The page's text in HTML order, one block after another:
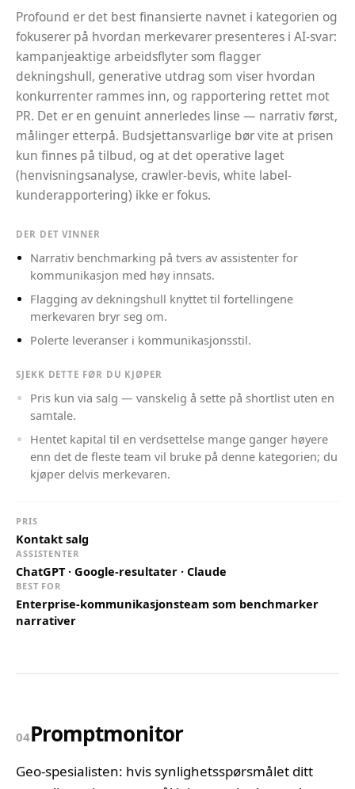
Profound er det best finansierte navnet i kategorien og
fokuserer på hvordan merkevarer presenteres i AI-svar:
kampanjeaktige arbeidsflyter som flagger
dekningshull, generative utdrag som viser hvordan
konkurrenter rammes inn, og rapportering rettet mot
PR. Det er en genuint annerledes linse — narrativ først,
målinger etterpå. Budsjettansvarlige bør vite at prisen
kun finnes på tilbud, og at det operative laget
(henvisningsanalyse, crawler-bevis, white label-
kunderapportering) ikke er fokus.
DER DET VINNER
Narrativ benchmarking på tvers av assistenter for
kommunikasjon med høy innsats.
Flagging av dekningshull knyttet til fortellingene
merkevaren bryr seg om.
Polerte leveranser i kommunikasjonsstil.
SJEKK DETTE FØR DU KJØPER
Pris kun via salg — vanskelig å sette på shortlist uten en
samtale.
Hentet kapital til en verdsettelse mange ganger høyere
enn det de fleste team vil bruke på denne kategorien; du
kjøper delvis merkevaren.
PRIS
Kontakt salg
ASSISTENTER
ChatGPT · Google-resultater · Claude
BEST FOR
Enterprise-kommunikasjonsteam som benchmarker
narrativer
04Promptmonitor
Geo-spesialisten: hvis synlighetsspørsmålet ditt